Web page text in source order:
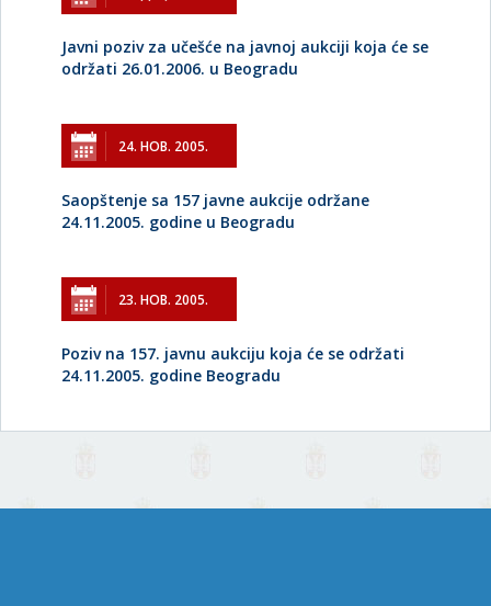
Javni poziv za učešće na javnoj aukciji koja će se
održati 26.01.2006. u Beogradu
24. НОВ. 2005.
Saopštenje sa 157 javne aukcije održane
24.11.2005. godine u Beogradu
23. НОВ. 2005.
Poziv na 157. javnu aukciju koja će se održati
24.11.2005. godine Beogradu